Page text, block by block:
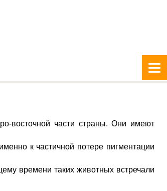
восточной части страны. Они имеют
к частичной потере пигментации
времени таких животных встречали